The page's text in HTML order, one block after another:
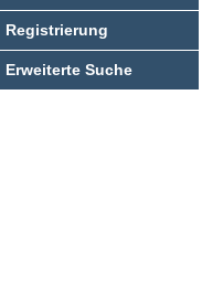
Registrierung
Erweiterte Suche